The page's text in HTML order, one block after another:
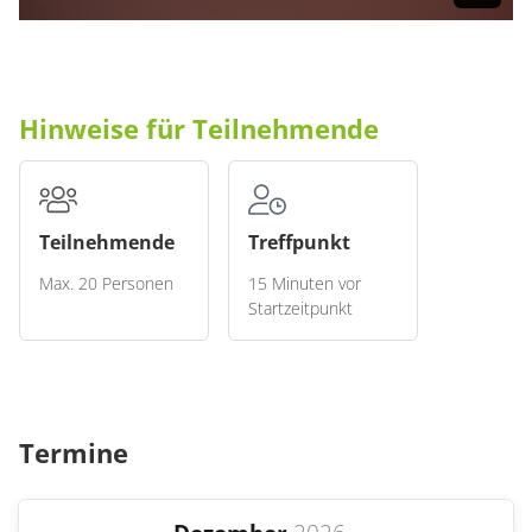
Hinweise für Teilnehmende
Teilnehmende
Max. 20 Personen
Treffpunkt
15 Minuten vor
Startzeitpunkt
Wanderschuhe
Termine